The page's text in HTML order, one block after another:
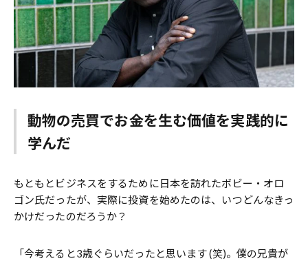
動物の売買でお金を生む価値を実践的に
学んだ
もともとビジネスをするために日本を訪れたボビー・オロ
ゴン氏だったが、実際に投資を始めたのは、いつどんなきっ
かけだったのだろうか？
「今考えると3歳ぐらいだったと思います (笑)。僕の兄貴が